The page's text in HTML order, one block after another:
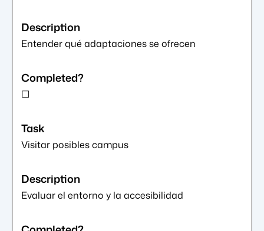
Entender qué adaptaciones se ofrecen
☐
Visitar posibles campus
Evaluar el entorno y la accesibilidad